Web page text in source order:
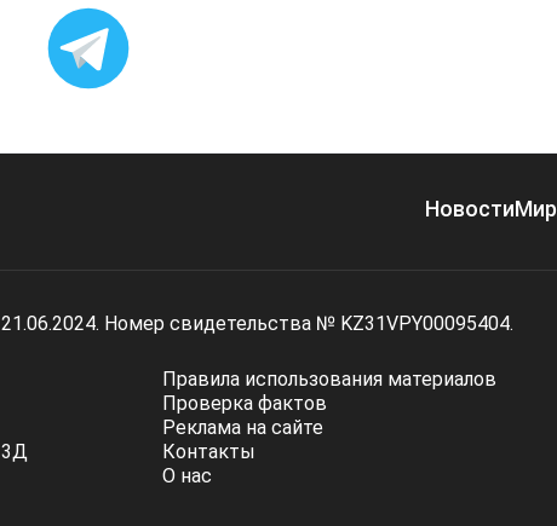
НовостиМир
Номер свидетельства № KZ31VPY00095404.
3Д
Правила использования материалов
Проверка фактов
Реклама на сайте
Контакты
О нас